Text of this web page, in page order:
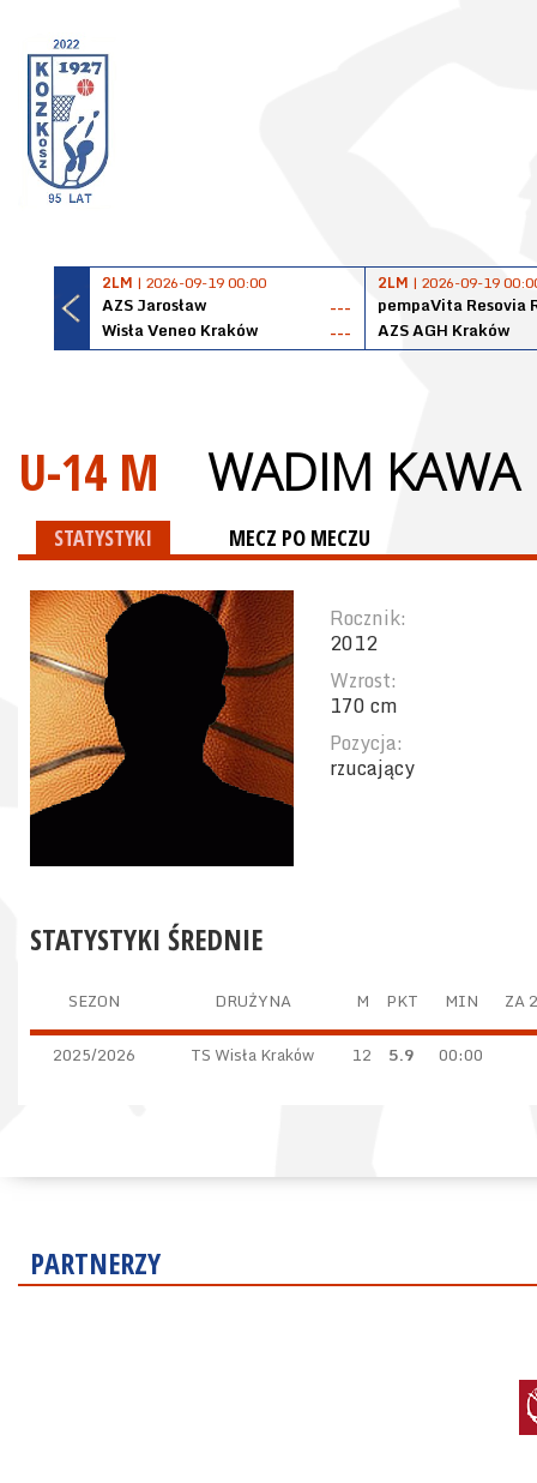
2LM | 2026-09-19 00:00
AZS Jarosław
---
Wisła Veneo Kraków
---
2LM | 2026-09-19
pempaVita Resovia
AZS AGH Kraków
U-14 M WADIM KAWA
STATYSTYKI MECZ PO MECZU
Rocznik:
2012
Wzrost:
170 cm
Pozycja:
rzucający
STATYSTYKI ŚREDNIE
SEZON DRUŻYNA M PKT MIN ZA 2
2025/2026 TS Wisła Kraków 12 5.9 00:00
PARTNERZY